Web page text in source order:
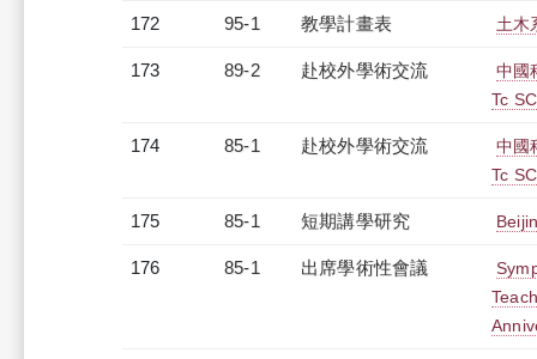
172 95-1 教學計畫表 土木
173 89-2 赴校外學術交流
中國
Tc SC
174 85-1 赴校外學術交流
中國
Tc SC
175 85-1 短期講學研究
176 85-1 出席學術性會議